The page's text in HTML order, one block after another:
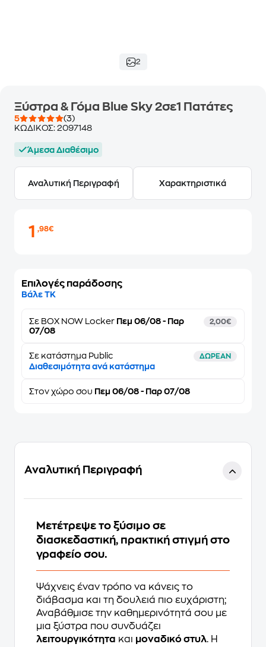
2
Ξύστρα & Γόμα Blue Sky 2σε1 Πατάτες
5
(3)
ΚΩΔΙΚΟΣ: 2097148
Άμεσα Διαθέσιμο
Αναλυτική Περιγραφή Χαρακτηριστικά
1,98€
Επιλογές παράδοσης
Βάλε ΤΚ
Σε BOX NOW Locker Πεμ 06/08 - Παρ
07/08
2,00€
Σε κατάστημα Public ΔΩΡΕΑΝ
Διαθεσιμότητα ανά κατάστημα
Στον χώρο σου Πεμ 06/08 - Παρ 07/08
Αναλυτική Περιγραφή
Μετέτρεψε το ξύσιμο σε
διασκεδαστική, πρακτική στιγμή στο
γραφείο σου.
Ψάχνεις έναν τρόπο να κάνεις το
διάβασμα και τη δουλειά πιο ευχάριστη;
Αναβάθμισε την καθημερινότητά σου με
μια ξύστρα που συνδυάζει
λειτουργικότητα και μοναδικό στυλ. Η